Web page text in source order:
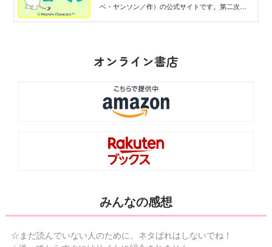
ベ・ヤンソン／作）の公式サイトです。第二次世
オンライン書店
みんなの感想
☆まだ読んでいない人のために、ネタばれはしないでね！